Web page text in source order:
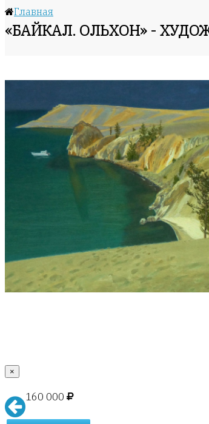
Главная
«БАЙКАЛ. ОЛЬХОН» -
×
160 000